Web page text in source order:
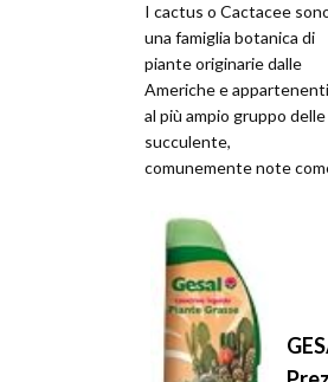
I cactus o Cactacee
una famiglia botanica di
piante originarie dalle
Americhe e appartenenti
al più ampio gruppo delle
succulente,
comunemente note
dovute adattare a...